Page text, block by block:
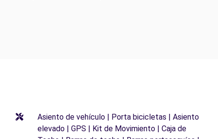
Asiento de vehículo | Porta bicicletas | Asiento
elevado | GPS | Kit de Movimiento | Caja de